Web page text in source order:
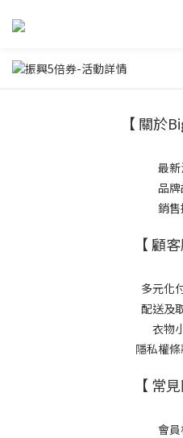
【 關於
最
品
銷
【 顧
多元化
配送及
衣物
隱私權
【 常
會